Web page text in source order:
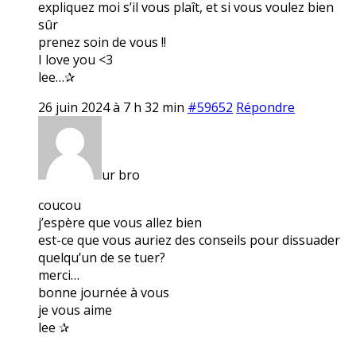
expliquez moi s’il vous plaît, et si vous voulez bien
sûr
prenez soin de vous !!
I love you <3
lee…✰
26 juin 2024 à 7 h 32 min #59652 Répondre
ur bro
coucou
j’espère que vous allez bien
est-ce que vous auriez des conseils pour dissuader
quelqu’un de se tuer?
merci…
bonne journée à vous
je vous aime
lee ✰